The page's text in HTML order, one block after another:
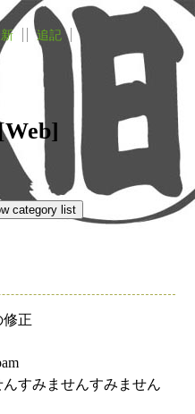
追記
修正
すみませんすみません